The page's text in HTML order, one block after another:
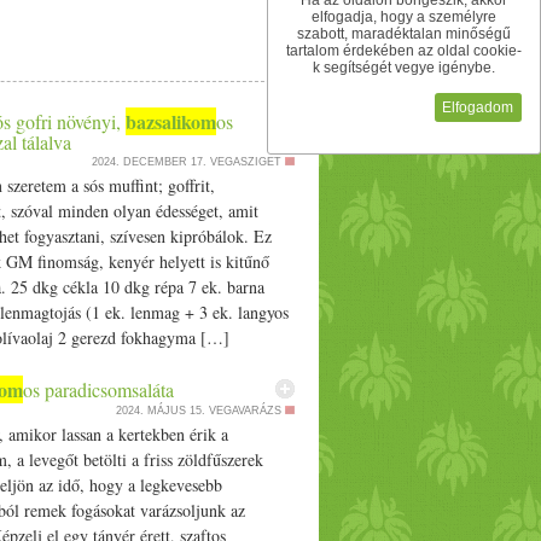
ropogós héjú kovászos kenyeret, és
esetleg krémfehér sajtot.
ételeket és gyógynövényeket, hogy a
Ahogy minden virágozni kezd, akinek a
allergiás tüneteket - orrfolyás, a viszkető
fontos a szervezet tisztítása, a máj
Ha a szemed viszket, ég, akkor jól
savanyú és csípős ételeket. Pl citromos
ne aludjanak sokáig. Ideális, ha a
meleg vízzel. Reggel egy könnyed
napra építs meg legalább 20-30 perc
tovább van világos, még munka után is
segítenek tisztítani a májadat.
tartalmas ételek, hogy a tested tudjon
kevesebb szénhidrát. Jöhetnek a friss
karalábé. A keserű és savanyú ízek
májad tisztítására. már fentebb is írtam,
is úgy nő a víz, ami puffadást,
több vízhajtó gyógynövényt, illetve
zeller, káposzta, retek, hagyma,
gabonák közül a köles, árpa, hajdina,
gofri növényi, bazsalikomos
tálalva
2024. DECEMBER 17. VEGASZIGET
szeretem a sós muffint; goffrit,
szóval minden olyan édességet, amit
fogyasztani, szívesen kipróbálok. Ez
GM finomság, kenyér helyett is kitűnő
25 dkg cékla 10 dkg répa 7 ek. barna
(1 ek. lenmag + 3 ek. langyos
2 gerezd fokhagyma […]
os paradicsomsaláta
2024. MÁJUS 15. VEGAVARÁZS
amikor lassan a kertekben érik a
a levegőt betölti a friss zöldfűszerek
az idő, hogy a legkevesebb
remek fogásokat varázsoljunk az
el egy tányér érett, szaftos
elfogadja, hogy a személyre
szabott, maradéktalan minőségű
tartalom érdekében az oldal cookie-
k segítségét vegye igénybe.
Elfogadom